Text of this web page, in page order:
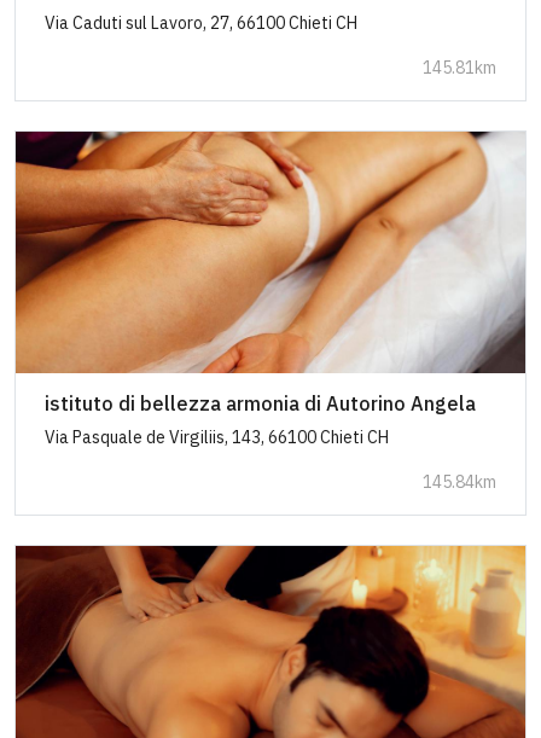
Via Caduti sul Lavoro, 27, 66100 Chieti CH
145.81km
istituto di bellezza armonia di Autorino Angela
Via Pasquale de Virgiliis, 143, 66100 Chieti CH
145.84km